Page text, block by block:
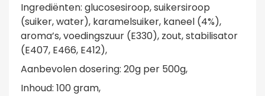
Ingrediënten: glucosesiroop, suikersiroop
(suiker, water), karamelsuiker, kaneel (4%),
aroma’s, voedingszuur (E330), zout, stabilisator
(E407, E466, E412),
Aanbevolen dosering: 20g per 500g,
Inhoud: 100 gram,